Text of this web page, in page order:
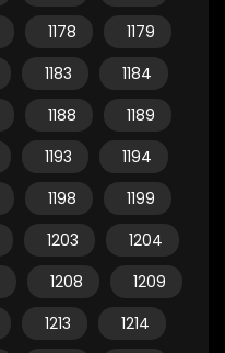
1178
1179
1183
1184
1188
1189
1193
1194
1198
1199
1203
1204
1208
1209
1213
1214